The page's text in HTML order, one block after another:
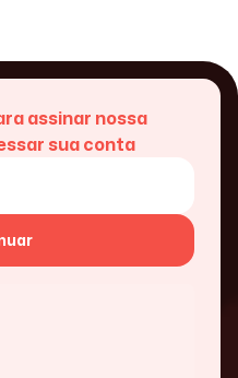
assinar nossa
sua conta